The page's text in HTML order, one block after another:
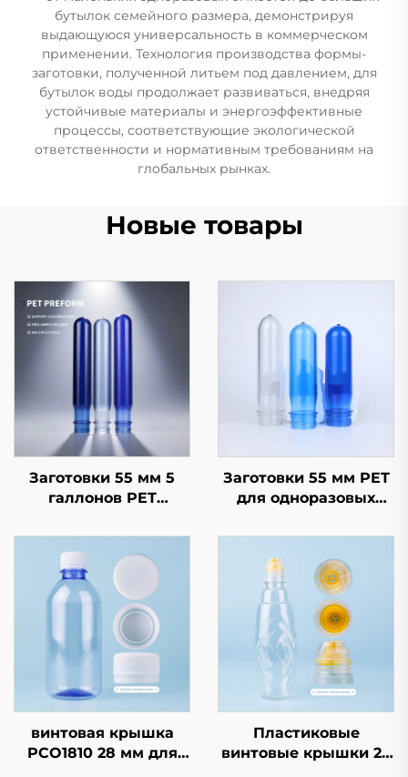
бутылок семейного размера, демонстрируя
выдающуюся универсальность в коммерческом
применении. Технология производства формы-
заготовки, полученной литьем под давлением, для
бутылок воды продолжает развиваться, внедряя
устойчивые материалы и энергоэффективные
процессы, соответствующие экологической
ответственности и нормативным требованиям на
глобальных рынках.
Новые товары
Заготовки 55 мм 5
галлонов PET
одноразовых 20-
литровых бутылок с
водой
Заготовки 55 мм PET
для одноразовых
литров
винтовая крышка
PCO1810 28 мм для
Пластиковые
винтовые крышки 28